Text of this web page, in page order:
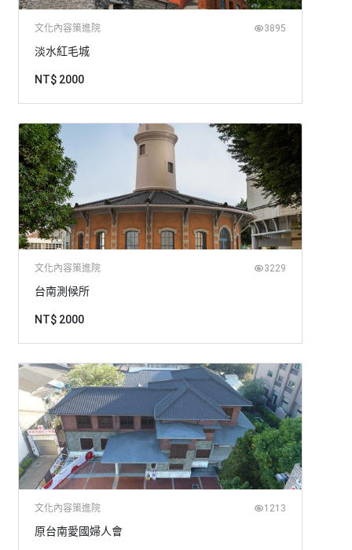
文化內容策進院 3895
淡水紅毛城
NT$ 2000
文化內容策進院 3229
台南測候所
NT$ 2000
文化內容策進院 1213
原台南愛國婦人會